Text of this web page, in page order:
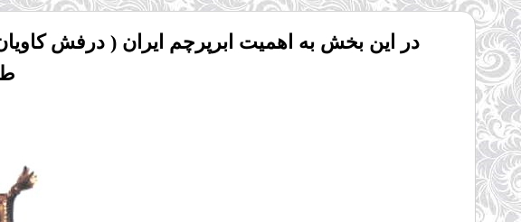
در این بخش به اهمیت ابرپرچم ایران ( درفش